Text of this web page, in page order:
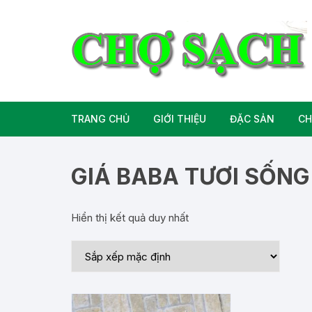
TRANG CHỦ GIỚI THIỆU ĐẶC SẢN
Đặc Sản Miền
Rượu bia đặc sản
GIÁ BABA TƯƠI
Hiển thị kết quả duy nhất